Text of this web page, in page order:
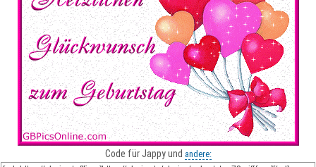
Code für Jappy und andere: